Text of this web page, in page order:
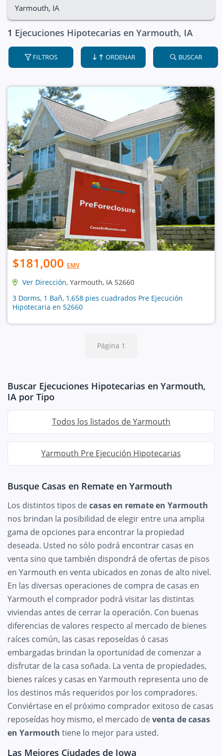
Yarmouth, IA
1 Ejecuciones Hipotecarias en Yarmouth, IA
FILTROS ORDENAR BUSCAR
$181,000 EMV
Ver Dirección, Yarmouth, IA 52660
3 Dorms, 1 Bañ, 1,658 pies cuadrados Pre Ejecución
Hipotecaria en 52660
Página 1
Buscar Ejecuciones Hipotecarias en Yarmouth,
IA por Tipo
Todos los listados de Yarmouth
Yarmouth Pre Ejecución Hipotecarias
Busque Casas en Remate en Yarmouth
Los distintos tipos decasas en remate en Yarmouth
nos brindan la posibilidad de elegir entre una amplia
gama de opciones para encontrar la propiedad
deseada. Usted no sólo podrá encontrar casas en
venta sino que también dispondrá de ofertas de pisos
en Yarmouth en venta ubicados en zonas de alto nivel.
En las diversas operaciones de compra de casas en
Yarmouth el comprador podrá visitar las distintas
viviendas antes de cerrar la operación. Con buenas
diferencias de valores respecto al mercado de bienes
raíces común, las casas reposeídas ó casas
embargadas brindan la oportunidad de comenzar a
disfrutar de la casa soñada. La venta de propiedades,
bienes raíces y casas en Yarmouth representa uno de
los destinos más requeridos por los compradores.
Conviértase en el próximo comprador exitoso de casas
reposeídas hoy mismo, el mercado deventa de casas
en Yarmouth tiene lo mejor para usted.
Las Mejores Ciudades de Iowa